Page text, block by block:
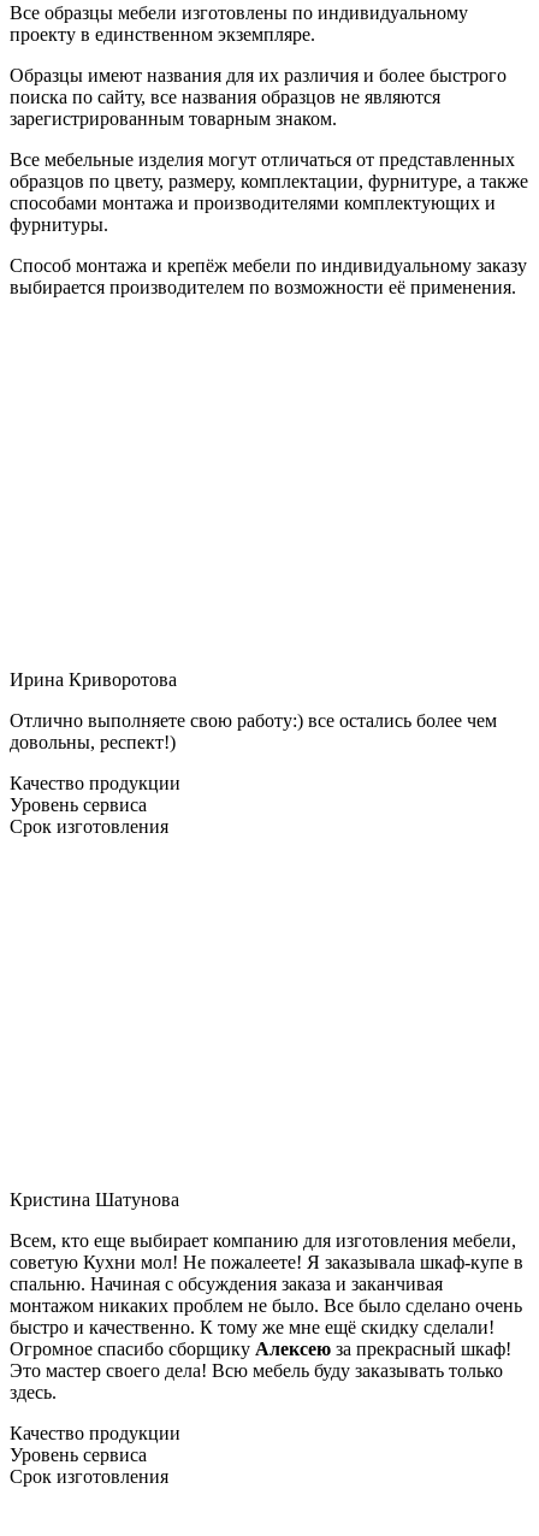
Все образцы мебели изготовлены по индивидуальному
проекту в единственном экземпляре.
Образцы имеют названия для их различия и более быстрого
поиска по сайту, все названия образцов не являются
зарегистрированным товарным знаком.
Все мебельные изделия могут отличаться от представленных
образцов по цвету, размеру, комплектации, фурнитуре, а также
способами монтажа и производителями комплектующих и
фурнитуры.
Способ монтажа и крепёж мебели по индивидуальному заказу
выбирается производителем по возможности её применения.
Ирина Криворотова
Отлично выполняете свою работу:) все остались более чем
довольны, респект!)
Качество продукции
Уровень сервиса
Срок изготовления
Кристина Шатунова
Всем, кто еще выбирает компанию для изготовления мебели,
советую Кухни мол! Не пожалеете! Я заказывала шкаф-купе в
спальню. Начиная с обсуждения заказа и заканчивая
монтажом никаких проблем не было. Все было сделано очень
быстро и качественно. К тому же мне ещё скидку сделали!
Огромное спасибо сборщику Алексею за прекрасный шкаф!
Это мастер своего дела! Всю мебель буду заказывать только
здесь.
Качество продукции
Уровень сервиса
Срок изготовления